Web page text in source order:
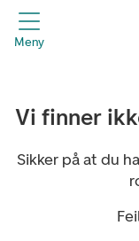
header.title
Meny
Vi finner
Sikker på at du